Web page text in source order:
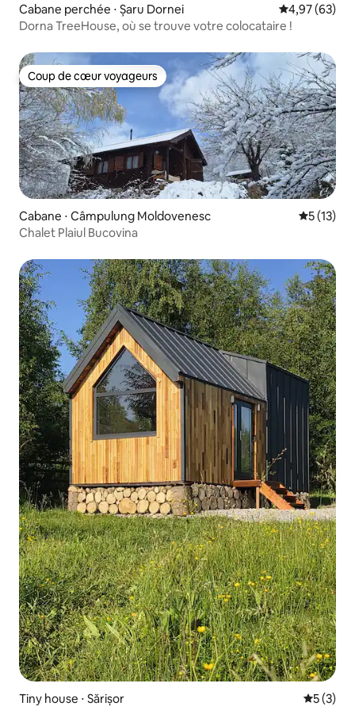
Cabane perchée ⋅ Șaru Dornei Évaluation
4,97 (63)
Dorna TreeHouse, où se trouve votre colocataire !
Coup de cœur voyageurs
Coup de cœur voyageurs
Cabane ⋅ Câmpulung Moldovenesc
5 (13)
Chalet Plaiul Bucovina
Tiny house ⋅ Sărișor
5 (3)